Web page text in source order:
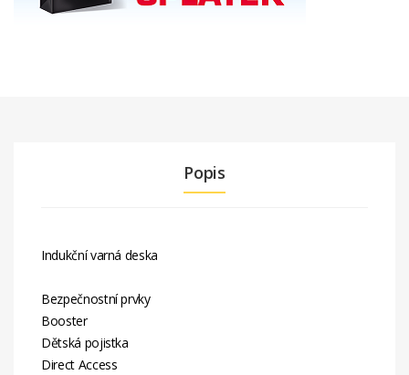
Popis
Indukční varná deska
Bezpečnostní prvky
Booster
Dětská pojistka
Direct Access